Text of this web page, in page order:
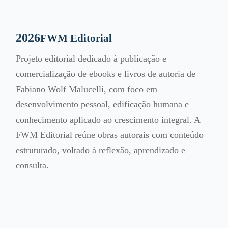
2026FWM Editorial
Projeto editorial dedicado à publicação e
comercialização de ebooks e livros de autoria de
Fabiano Wolf Malucelli, com foco em
desenvolvimento pessoal, edificação humana e
conhecimento aplicado ao crescimento integral. A
FWM Editorial reúne obras autorais com conteúdo
estruturado, voltado à reflexão, aprendizado e
consulta.